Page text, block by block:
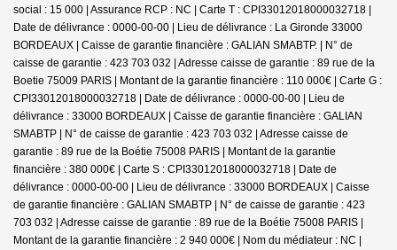
social : 15 000 | Assurance RCP : NC | Carte T : CPI33012018000032718 |
Date de délivrance : 0000-00-00 | Lieu de délivrance : La Gironde 33000
BORDEAUX | Caisse de garantie financière : GALIAN SMABTP. | N° de
caisse de garantie : 423 703 032 | Adresse caisse de garantie : 89 rue de la
Boetie 75009 PARIS | Montant de la garantie financière : 110 000€ | Carte G :
CPI33012018000032718 | Date de délivrance : 0000-00-00 | Lieu de
délivrance : 33000 BORDEAUX | Caisse de garantie financière : GALIAN
SMABTP | N° de caisse de garantie : 423 703 032 | Adresse caisse de
garantie : 89 rue de la Boétie 75008 PARIS | Montant de la garantie
financière : 380 000€ | Carte S : CPI33012018000032718 | Date de
délivrance : 0000-00-00 | Lieu de délivrance : 33000 BORDEAUX | Caisse
de garantie financière : GALIAN SMABTP | N° de caisse de garantie : 423
703 032 | Adresse caisse de garantie : 89 rue de la Boétie 75008 PARIS |
Montant de la garantie financière : 2 940 000€ | Nom du médiateur : NC |